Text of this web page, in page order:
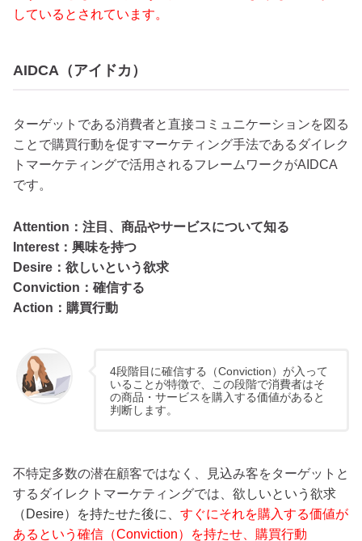
しているとされています。
AIDCA（アイドカ）
ターゲットである消費者と直接コミュニケーションを図る
ことで購買行動を促すマーケティング手法であるダイレク
トマーケティングで活用されるフレームワークがAIDCA
です。
Attention：注目、商品やサービスについて知る
Interest：興味を持つ
Desire：欲しいという欲求
Conviction：確信する
Action：購買行動
4段階目に確信する（Conviction）が入って
いることが特徴で、この段階で消費者はそ
の商品・サービスを購入する価値があると
判断します。
不特定多数の潜在顧客ではなく、見込み客をターゲットと
するダイレクトマーケティングでは、 欲しいという欲求
（Desire）を持たせた後に、 すぐにそれを購入する価値が
あるという確信（Conviction）を持たせ、購買行動